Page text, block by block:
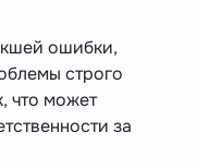
ошибки,
строго
что может
за